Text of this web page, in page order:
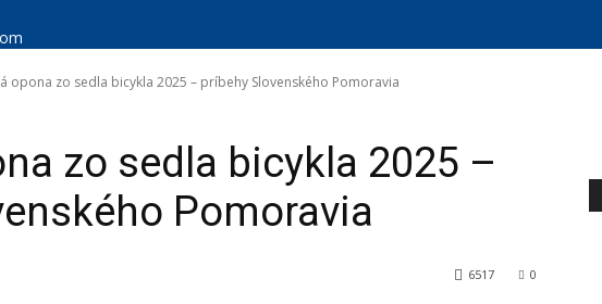
opona zo sedla bicykla 2025 – príbehy Slovenského Pomoravia
zo sedla bicykla 2025 –
Pomoravia
0
6517